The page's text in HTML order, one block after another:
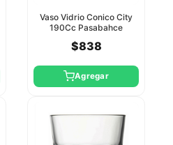
Vaso Vidrio Conico City
190Cc Pasabahce
$838
Agregar